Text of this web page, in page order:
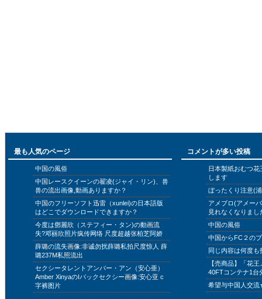
最も人気のページ
中国の風俗
中国レースクイーンの翟凌(ジャイ・リン)、兽
兽の流出画像,動画ありますか？
中国のフリーソフト迅雷（xunlei)の日本語版
はどこでダウンロードできますか？
今度は鄧麗欣（ステフィー・タン)の動画流
失?邓丽欣照片疯传网络 尺度超越张柏芝阿娇
薛璐の流失画像:非诚勿扰薛璐私拍尺度惊人 薛
璐237M私照流出
セクシータレントアンバー・アン（安心亜）
Amber XinyaのIバックセクシー画像:安心亚 c
字裤图片
コメントが多い投稿
日本製紙おむつ
します
ぼったくり注意(
アメブロ(アメー
見れなくなりまし
中国の風俗
中国からFC２の
同じ内容は何度
【売商品】「花
40FTコンテナ1台
希望与中国人交